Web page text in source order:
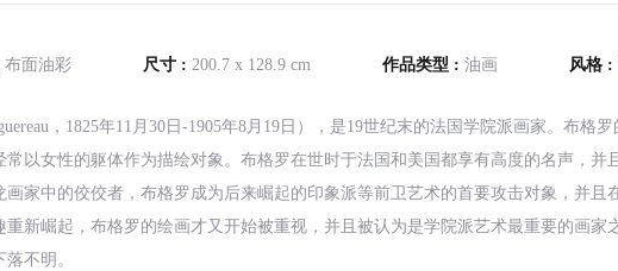
布面油彩 尺寸 : 200.7 x 128.9 cm 作品类型 : 油画 风格 :
，1825年11月30日-1905年8月19日），是19世纪末的法国学院派画家。布格
以女性的躯体作为描绘对象。布格罗在世时于法国和美国都享有高度的名声，并
家中的佼佼者，布格罗成为后来崛起的印象派等前卫艺术的首要攻击对象，并且
新崛起，布格罗的绘画才又开始被重视，并且被认为是学院派艺术最重要的画家
不明。